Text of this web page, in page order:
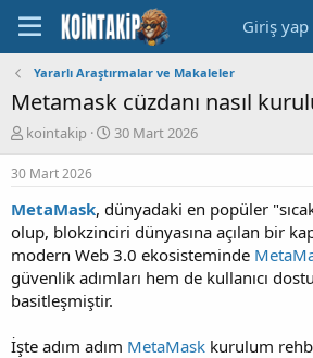
Giriş yap
Yararlı Araştırmalar ve Makaleler
Metamask cüzdanı nasıl
K
o
n
y
u
B
a
ş
l
t
kointakip
B
a
a
n
g
ç
r
30 Mart 2026
30 Mart 2026
MetaMask, dünyadaki en popüler
olup, blokzinciri dünyasına açılan bir
modern Web 3.0 ekosisteminde
güvenlik adımları hem de kullanıcı
basitleşmiştir.
İşte adım adım MetaMask kurulum